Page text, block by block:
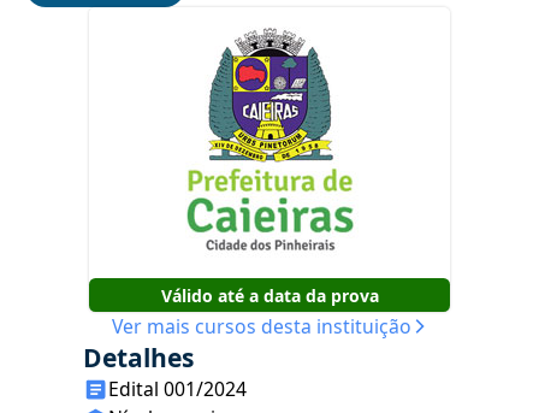
Válido até a data da prova
Ver mais cursos desta instituição
Detalhes
Edital 001/2024